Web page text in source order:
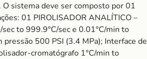
sistema deve ser composto por 01
01 PIROLISADOR ANALÍTICO –
to 999.9°C/sec e 0.01°C/min to
500 PSI (3.4 MPa); Interface de
cromatógrafo 1°C/min to